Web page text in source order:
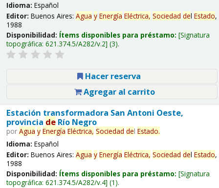
Idioma: Español
Editor: Buenos Aires: Agua y Energía Eléctrica, Sociedad del Estado,
1988
Disponibilidad: Ítems disponibles para préstamo: Signatura
topográfica: 621.374.5/A282/v.2 (3).
Hacer reserva
Agregar al carrito
Estación transformadora San Antoni Oeste,
provincia deRío Negro
por Agua y Energía Eléctrica, Sociedad del Estado.
Idioma: Español
Editor: Buenos Aires: Agua y Energía Eléctrica, Sociedad del Estado,
1988
Disponibilidad: Ítems disponibles para préstamo: Signatura
topográfica: 621.374.5/A282/v.4 (1).